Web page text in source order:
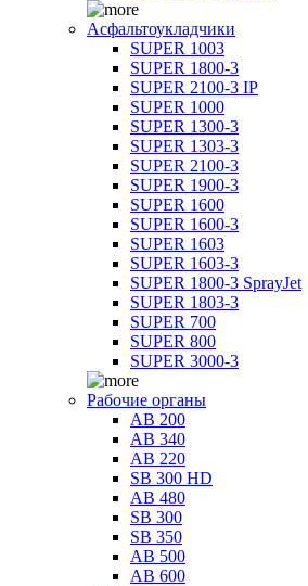
Асфальтоукладчики
SUPER 1003
SUPER 1800-3
SUPER 2100-3 IP
SUPER 1000
SUPER 1300-3
SUPER 1303-3
SUPER 2100-3
SUPER 1900-3
SUPER 1600
SUPER 1600-3
SUPER 1603
SUPER 1603-3
SUPER 1800-3 SprayJet
SUPER 1803-3
SUPER 700
SUPER 800
SUPER 3000-3
Рабочие органы
AB 200
AB 340
AB 220
SB 300 HD
AB 480
SB 300
SB 350
AB 500
AB 600